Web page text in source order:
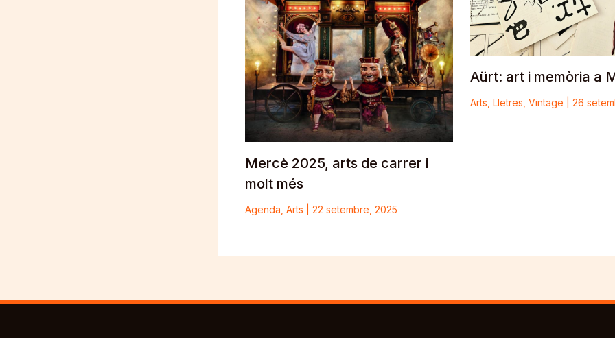
Mercè 2025, arts de carrer i
molt més
Agenda Arts 22 setembre, 2025
Aürt: art i memòria a
Arts Lletres Vintage 26